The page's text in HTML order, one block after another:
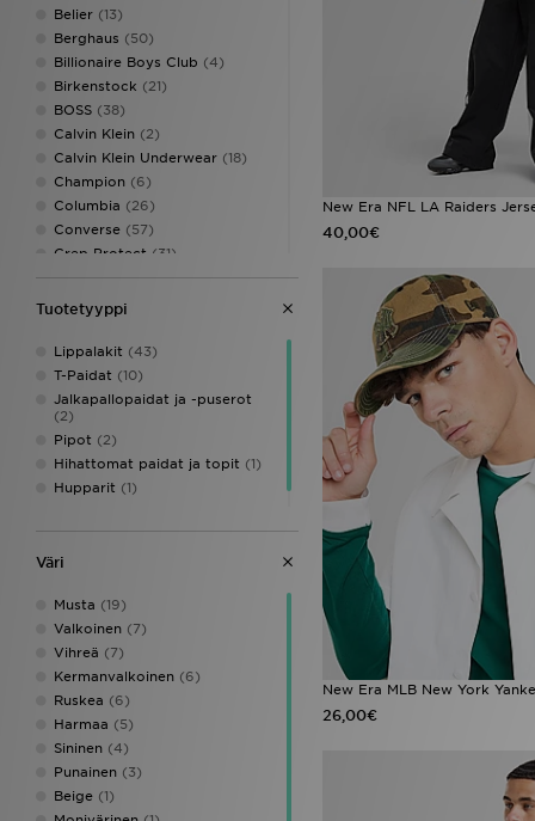
Belier (13)
Berghaus (50)
Billionaire Boys Club (4)
Birkenstock (21)
BOSS (38)
Calvin Klein (2)
Calvin Klein Underwear (18)
Champion (6)
Columbia (26)
Converse (57)
Crep Protect (31)
Crocs(48)
DAILYSZN (9)
Dickies(2)
Dirty London
Dr. Martens(8)
EA7 Emporio Armani
Eastpak(2)
Ed Hardy(8)
Ellesse(1)
Fila
Goorin Bros
Havaianas (18)
HOKA(21)
Hoodrich(153)
HUGO(2)
Hummel (3)
Jordan (242)
JUICY COUTURE
Lacoste(91)
Tuotetyyppi
Lippalakit (43)
T-Paidat (10)
Jalkapallopaidat ja -puserot
(2)
Pipot (2)
Hihattomat paidat ja topit (1)
Hupparit (1)
Väri
Musta (19)
Valkoinen (7)
Vihreä (7)
Kermanvalkoinen (6)
Ruskea (6)
Harmaa (5)
Sininen (4)
Punainen (3)
Beige (1)
New Era NFL LA Raiders
40,00€
New Era MLB New York
26,00€